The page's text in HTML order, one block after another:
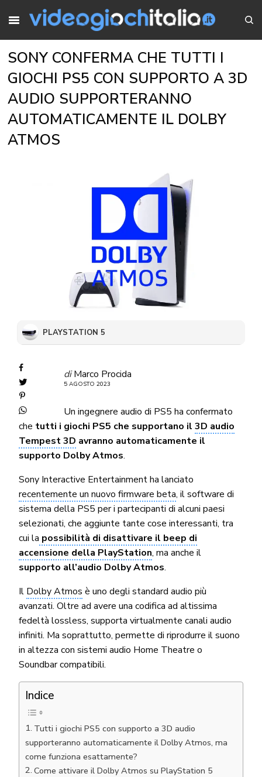
SONY CONFERMA CHE TUTTI I
GIOCHI PS5 CON SUPPORTO A 3D
AUDIO SUPPORTERANNO
AUTOMATICAMENTE IL DOLBY
ATMOS
PLAYSTATION 5
di Marco Procida
5 AGOSTO 2023
Un ingegnere audio di PS5 ha confermato
che tutti i giochi PS5 che supportano il3D audio
Tempest 3D avranno automaticamente il
supporto Dolby Atmos.
Sony Interactive Entertainment ha lanciato
recentemente un nuovo firmware beta, il software di
sistema della PS5 per i partecipanti di alcuni paesi
selezionati, che aggiunte tante cose interessanti, tra
cui la possibilità di disattivare il beep di
accensione della PlayStation, ma anche il
supporto all’audio Dolby Atmos.
Il Dolby Atmos è uno degli standard audio più
avanzati. Oltre ad avere una codifica ad altissima
fedeltà lossless, supporta virtualmente canali audio
infiniti. Ma soprattutto, permette di riprodurre il suono
in altezza con sistemi audio Home Theatre o
Soundbar compatibili.
Indice
Tutti i giochi PS5 con supporto a 3D audio
supporteranno automaticamente il Dolby Atmos, ma
come funziona esattamente?
Come attivare il Dolby Atmos su PlayStation 5